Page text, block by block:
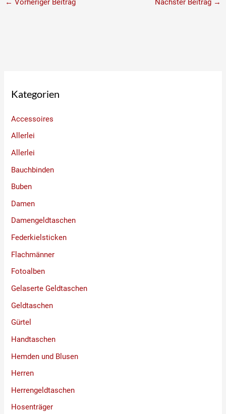
Kategorien
Accessoires
Allerlei
Allerlei
Bauchbinden
Buben
Damen
Damengeldtaschen
Federkielsticken
Flachmänner
Fotoalben
Gelaserte Geldtaschen
Geldtaschen
Gürtel
Handtaschen
Hemden und Blusen
Herren
Herrengeldtaschen
Hosenträger